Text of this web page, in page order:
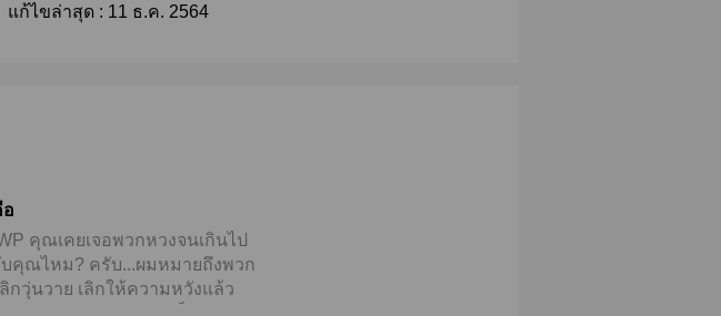
แก้ไขล่าสุด : 11 ธ.ค. 2564
คุณเคยเจอพวกหวงจนเกินไป
บคุณไหม? ครับ...ผมหมายถึงพวก
กวุ่นวาย เลิกให้ความหวังแล้ว